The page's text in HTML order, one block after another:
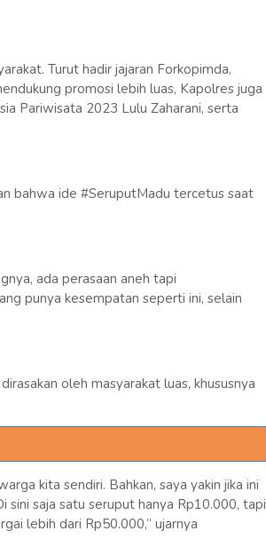
Turut hadir jajaran Forkopimda,
promosi lebih luas, Kapolres juga
Pariwisata 2023 Lulu Zaharani, serta
bahwa ide #SeruputMadu tercetus saat
ada perasaan aneh tapi
punya kesempatan seperti ini, selain
oleh masyarakat luas, khususnya
kita sendiri. Bahkan, saya yakin jika ini
sini saja satu seruput hanya Rp10.000, tapi
lebih dari Rp50.000,” ujarnya